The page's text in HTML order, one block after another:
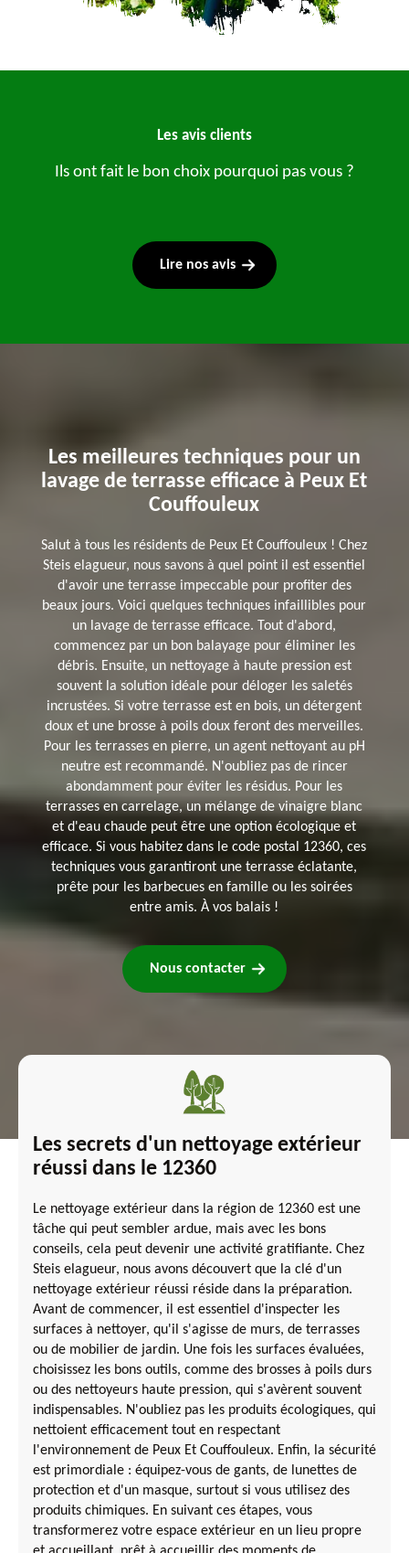
Les avis clients
Ils ont fait le bon choix pourquoi pas vous ?
Lire nos avis
Les meilleures techniques pour un
lavage de terrasse efficace à Peux Et
Couffouleux
Salut à tous les résidents de Peux Et Couffouleux ! Chez
Steis elagueur, nous savons à quel point il est essentiel
d'avoir une terrasse impeccable pour profiter des
beaux jours. Voici quelques techniques infaillibles pour
un lavage de terrasse efficace. Tout d'abord,
commencez par un bon balayage pour éliminer les
débris. Ensuite, un nettoyage à haute pression est
souvent la solution idéale pour déloger les saletés
incrustées. Si votre terrasse est en bois, un détergent
doux et une brosse à poils doux feront des merveilles.
Pour les terrasses en pierre, un agent nettoyant au pH
neutre est recommandé. N'oubliez pas de rincer
abondamment pour éviter les résidus. Pour les
terrasses en carrelage, un mélange de vinaigre blanc
et d'eau chaude peut être une option écologique et
efficace. Si vous habitez dans le code postal 12360, ces
techniques vous garantiront une terrasse éclatante,
prête pour les barbecues en famille ou les soirées
entre amis. À vos balais !
Nous contacter
Les secrets d'un nettoyage extérieur
réussi dans le 12360
Le nettoyage extérieur dans la région de 12360 est une
tâche qui peut sembler ardue, mais avec les bons
conseils, cela peut devenir une activité gratifiante. Chez
Steis elagueur, nous avons découvert que la clé d'un
nettoyage extérieur réussi réside dans la préparation.
Avant de commencer, il est essentiel d'inspecter les
surfaces à nettoyer, qu'il s'agisse de murs, de terrasses
ou de mobilier de jardin. Une fois les surfaces évaluées,
choisissez les bons outils, comme des brosses à poils durs
ou des nettoyeurs haute pression, qui s'avèrent souvent
indispensables. N'oubliez pas les produits écologiques, qui
nettoient efficacement tout en respectant
l'environnement de Peux Et Couffouleux. Enfin, la sécurité
est primordiale : équipez-vous de gants, de lunettes de
protection et d'un masque, surtout si vous utilisez des
produits chimiques. En suivant ces étapes, vous
transformerez votre espace extérieur en un lieu propre